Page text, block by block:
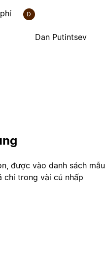
D
Dan Putintsev
được vào danh sách mẫu
chỉ trong vài cú nhấp